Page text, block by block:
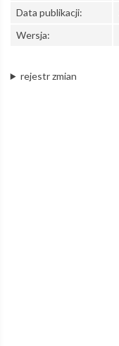
Łódzka
Wersja:
Data publikacji:
rejestr zmian